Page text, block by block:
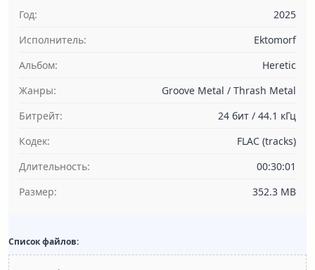
Год:
2025
Исполнитель:
Ektomorf
Альбом:
Heretic
Жанры:
Groove Metal / Thrash Metal
Битрейт:
24 бит / 44.1 кГц
Кодек:
FLAC (tracks)
Длительность:
00:30:01
Размер:
352.3 MB
Список файлов: